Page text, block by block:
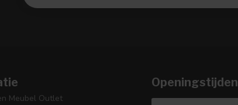
Meubel Outlet
Openingstijden